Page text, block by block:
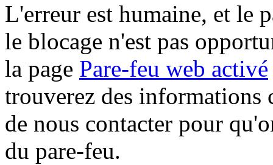
L'erreur est humaine, et le
le blocage n'est pas
la page Pare-feu web activé
trouverez des informations
de nous contacter pour
du pare-feu.